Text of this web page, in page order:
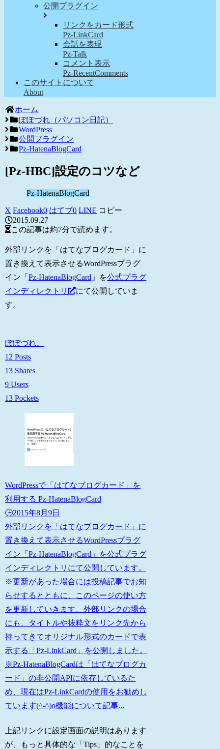
公開プラグイン
リンクをカード形式
Pz-LinkCard
会話を表現
Pz-Talk
コメント表示
Pz-RecentComments
このサイトについて
About
ホーム
ぽぽづれ（パソコン日記）
WordPress
公開プラグイン
Pz-HatenaBlogCard
[Pz-HBC]設定のコツなど
Pz-HatenaBlogCard
X Facebook0 はてブ0 LINE コピー
2015.09.27
この記事は約7分で読めます。
外部リンクを「はてなブログカード」に
置き換えて表示させるWordPressプラグ
イン「Pz-HatenaBlogCard 」を公式プラグ
インディレクトリ
にて公開していま
す。
ぽぽづれ。
12 Posts
13 Shares
9 Users
13 Pockets
WordPressで「はてなブログカード」を
利用する Pz-HatenaBlogCard
🕒️2015年8月9日
外部リンクを「はてなブログカード」に
置き換えて表示させるWordPressプラグ
イン「Pz-HatenaBlogCard」を公式プラグ
インディレクトリにて公開しています。
※更新があった場合には投稿記事でお知
らせするとともに、このページの使い方
を更新していきます。外部リンクの場合
にも、タイトルや抜粋文をリンク先から
持ってきてオリジナル形式のカードで表
示する「Pz-LinkCard」を公開しました。
※Pz-HatenaBlogCardは「はてなブログカ
ード」の非公開APIに依存しているた
め、現在はPz-LinkCardの使用をお勧めし
ています(^-^)o機能について記事...
上記リンクに設定画面の説明はあります
が、もっと具体的な「Tips」的なことを